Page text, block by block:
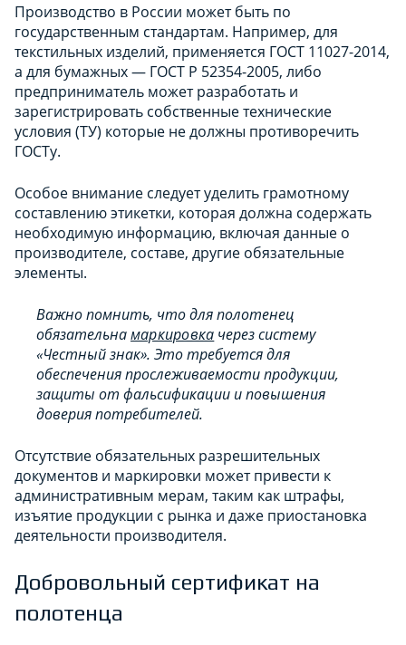
Производство в России может быть по
государственным стандартам. Например, для
текстильных изделий, применяется ГОСТ 11027-2014,
а для бумажных — ГОСТ Р 52354-2005, либо
предприниматель может разработать и
зарегистрировать собственные технические
условия (ТУ) которые не должны противоречить
ГОСТу.
Особое внимание следует уделить грамотному
составлению этикетки, которая должна содержать
необходимую информацию, включая данные о
производителе, составе, другие обязательные
элементы.
Важно помнить, что для полотенец
обязательнамаркировка через систему
«Честный знак». Это требуется для
обеспечения прослеживаемости продукции,
защиты от фальсификации и повышения
доверия потребителей.
Отсутствие обязательных разрешительных
документов и маркировки может привести к
административным мерам, таким как штрафы,
изъятие продукции с рынка и даже приостановка
деятельности производителя.
Добровольный сертификат на
полотенца